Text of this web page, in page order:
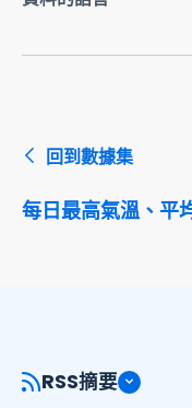
回到數據集
每日最高氣溫、平
RSS摘要